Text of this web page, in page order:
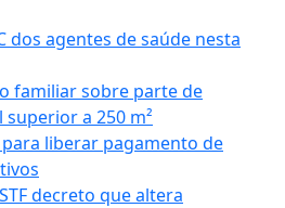
dos agentes de saúde nesta
familiar sobre parte de
a 250 m²
liberar pagamento de
decreto que altera